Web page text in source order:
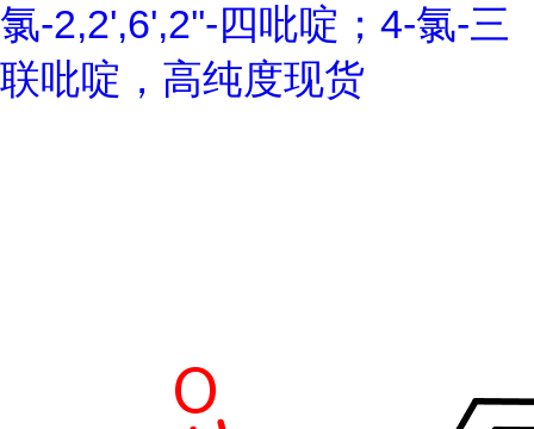
氯-2,2',6',2''-四吡啶；4-氯-三
联吡啶，高纯度现货